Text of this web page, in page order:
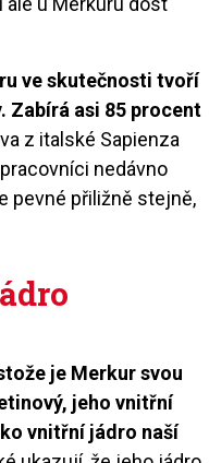
ve skutečnosti tvoří
Zabírá asi 85 procent
z italské Sapienza
nedávno
pevné přiližně stejně,
je Merkur svou
jeho vnitřní
vnitřní jádro naší